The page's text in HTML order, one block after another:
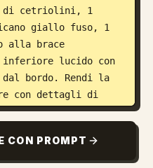
di cetriolini, 1
giallo fuso, 1
alla brace
inferiore lucido con
dal bordo. Rendi la
con dettagli di
succosi.
Sul lato sinistro,
del fast food
CON PROMPT